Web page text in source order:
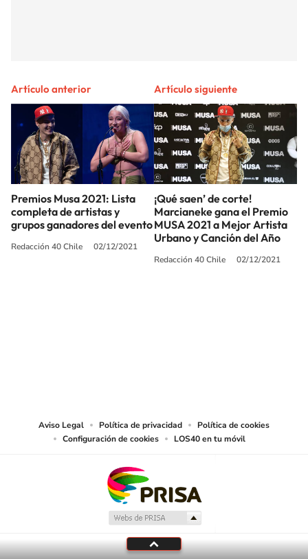
Artículo anterior
Premios Musa 2021: Lista
completa de artistas y
grupos ganadores del evento
Redacción 40 Chile 02/12/2021
Artículo siguiente
¡Qué saen’ de corte!
Marcianeke gana el Premio
MUSA 2021 a Mejor Artista
Urbano y Canción del Año
Redacción 40 Chile 02/12/2021
Aviso Legal Política de privacidad
Política de cookies
Configuración de cookies
LOS40 en tu móvil